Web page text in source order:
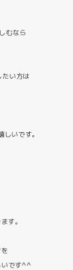
むなら
たい方は
いです。
す。
いです^^